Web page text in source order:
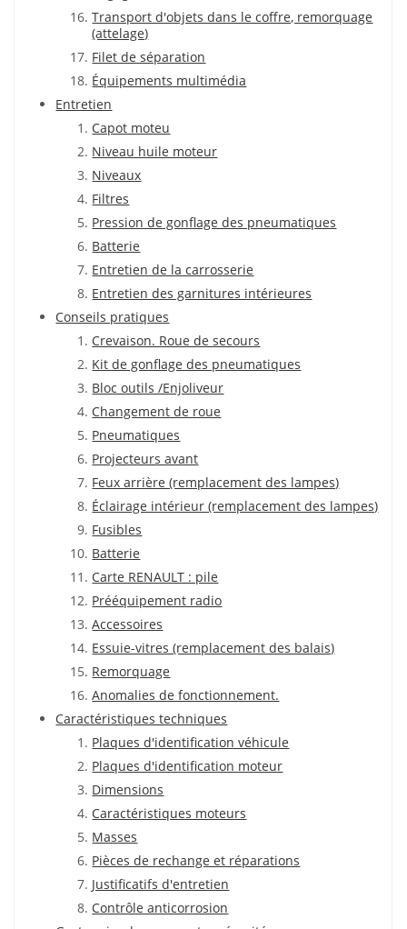
Transport d'objets dans le coffre, remorquage
(attelage)
Filet de séparation
Équipements multimédia
Entretien
Capot moteu
Niveau huile moteur
Niveaux
Filtres
Pression de gonflage des pneumatiques
Batterie
Entretien de la carrosserie
Entretien des garnitures intérieures
Conseils pratiques
Crevaison. Roue de secours
Kit de gonflage des pneumatiques
Bloc outils /Enjoliveur
Changement de roue
Pneumatiques
Projecteurs avant
Feux arrière (remplacement des lampes)
Éclairage intérieur (remplacement des lampes)
Fusibles
Batterie
Carte RENAULT : pile
Prééquipement radio
Accessoires
Essuie-vitres (remplacement des balais)
Remorquage
Anomalies de fonctionnement.
Caractéristiques techniques
Plaques d'identification véhicule
Plaques d'identification moteur
Dimensions
Caractéristiques moteurs
Masses
Pièces de rechange et réparations
Justificatifs d'entretien
Contrôle anticorrosion